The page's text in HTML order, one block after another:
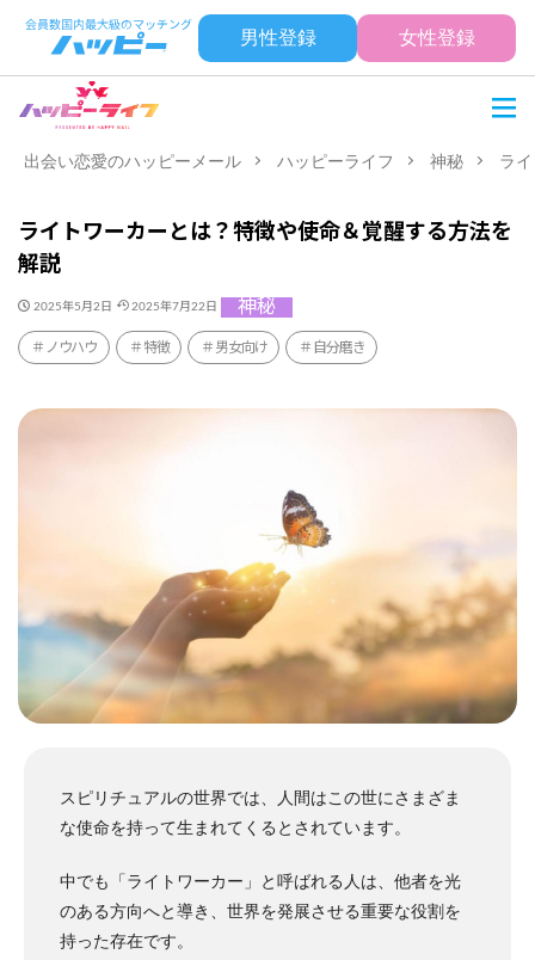
男性登録 女性登録
出会い恋愛のハッピーメール ハッピーライフ 神秘 ラ
ライトワーカーとは？特徴や使命＆覚醒する方法を
解説
2025年5月2日 2025年7月22日 神秘
ノウハウ 特徴 男女向け 自分磨き
スピリチュアルの世界では、人間はこの世にさまざま
な使命を持って生まれてくるとされています。
中でも「ライトワーカー」と呼ばれる人は、他者を光
のある方向へと導き、世界を発展させる重要な役割を
持った存在です。